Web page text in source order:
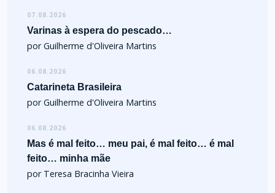
07.08.2026
Varinas à espera do pescado…
por Guilherme d'Oliveira Martins
06.08.2026
Catarineta Brasileira
por Guilherme d'Oliveira Martins
06.08.2026
Mas é mal feito… meu pai, é mal feito… é mal
feito… minha mãe
por Teresa Bracinha Vieira